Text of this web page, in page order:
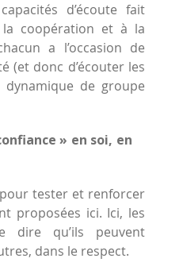
d’écoute fait
coopération et à la
a l’occasion de
(et donc d’écouter les
de groupe
» en soi, en
tester et renforcer
proposées ici. Ici, les
dire qu’ils peuvent
dans le respect.